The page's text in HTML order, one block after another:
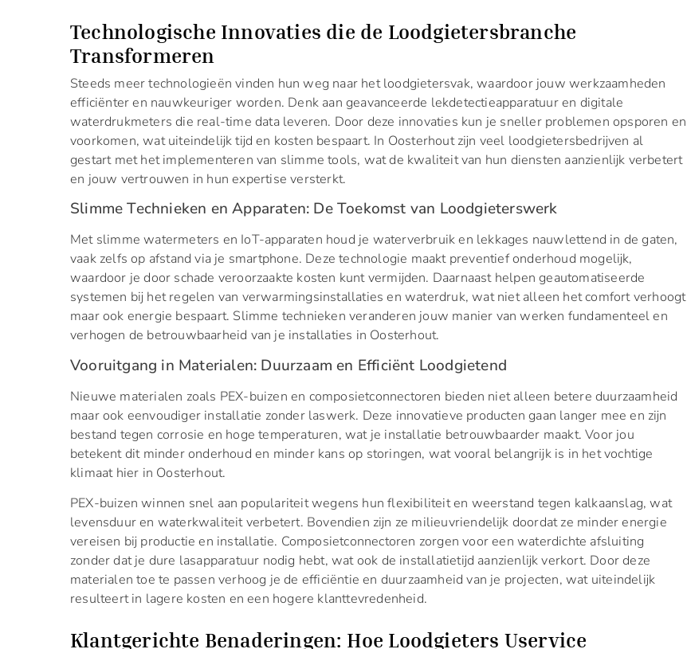
Technologische Innovaties die de Loodgietersbranche
Transformeren
Steeds meer technologieën vinden hun weg naar het loodgietersvak, waardoor jouw werkzaamheden
efficiënter en nauwkeuriger worden. Denk aan geavanceerde lekdetectieapparatuur en digitale
waterdrukmeters die real-time data leveren. Door deze innovaties kun je sneller problemen opsporen en
voorkomen, wat uiteindelijk tijd en kosten bespaart. In Oosterhout zijn veel loodgietersbedrijven al
gestart met het implementeren van slimme tools, wat de kwaliteit van hun diensten aanzienlijk verbetert
en jouw vertrouwen in hun expertise versterkt.
Slimme Technieken en Apparaten: De Toekomst van Loodgieterswerk
Met slimme watermeters en IoT-apparaten houd je waterverbruik en lekkages nauwlettend in de gaten,
vaak zelfs op afstand via je smartphone. Deze technologie maakt preventief onderhoud mogelijk,
waardoor je door schade veroorzaakte kosten kunt vermijden. Daarnaast helpen geautomatiseerde
systemen bij het regelen van verwarmingsinstallaties en waterdruk, wat niet alleen het comfort verhoogt
maar ook energie bespaart. Slimme technieken veranderen jouw manier van werken fundamenteel en
verhogen de betrouwbaarheid van je installaties in Oosterhout.
Vooruitgang in Materialen: Duurzaam en Efficiënt Loodgietend
Nieuwe materialen zoals PEX-buizen en composietconnectoren bieden niet alleen betere duurzaamheid
maar ook eenvoudiger installatie zonder laswerk. Deze innovatieve producten gaan langer mee en zijn
bestand tegen corrosie en hoge temperaturen, wat je installatie betrouwbaarder maakt. Voor jou
betekent dit minder onderhoud en minder kans op storingen, wat vooral belangrijk is in het vochtige
klimaat hier in Oosterhout.
PEX-buizen winnen snel aan populariteit wegens hun flexibiliteit en weerstand tegen kalkaanslag, wat
levensduur en waterkwaliteit verbetert. Bovendien zijn ze milieuvriendelijk doordat ze minder energie
vereisen bij productie en installatie. Composietconnectoren zorgen voor een waterdichte afsluiting
zonder dat je dure lasapparatuur nodig hebt, wat ook de installatietijd aanzienlijk verkort. Door deze
materialen toe te passen verhoog je de efficiëntie en duurzaamheid van je projecten, wat uiteindelijk
resulteert in lagere kosten en een hogere klanttevredenheid.
Klantgerichte Benaderingen: Hoe Loodgieters Uservice